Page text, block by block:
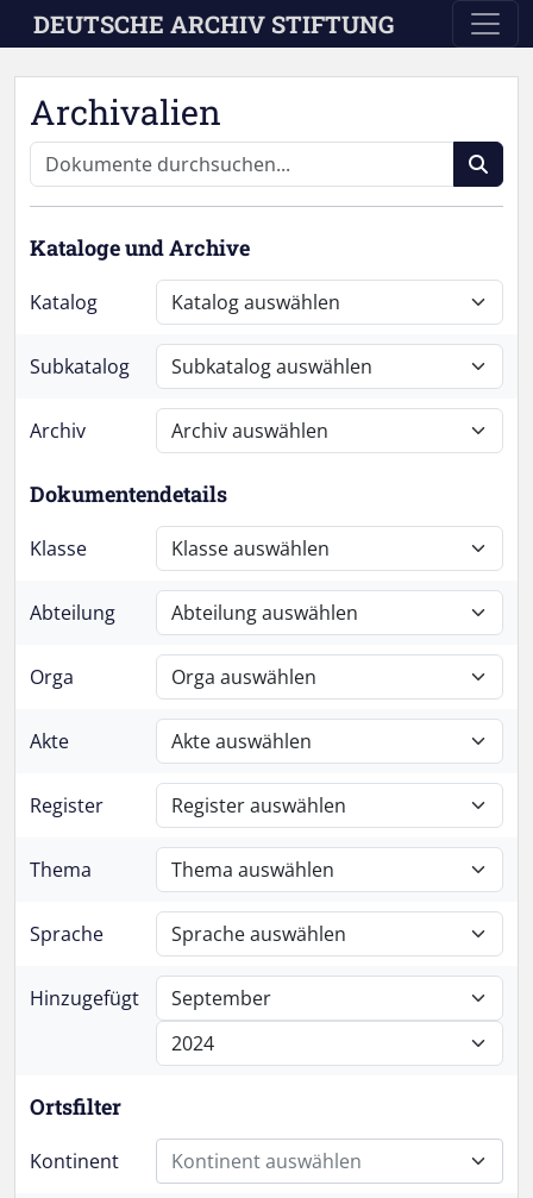
Skip to main content
DEUTSCHE ARCHIV STIFTUNG
Archivalien
Kataloge und Archive
Katalog
Subkatalog
Archiv
Dokumentendetails
Klasse
Abteilung
Orga
Akte
Register
Thema
Sprache
Hinzugefügt
Ortsfilter
Kontinent Kontinent auswählen